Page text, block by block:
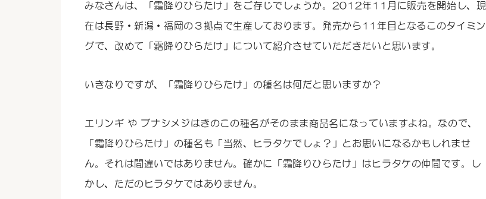
みなさんは、「霜降りひらたけ」をご存じでしょうか。2012年11月に販売を開始し、現
在は長野・新潟・福岡の３拠点で生産しております。発売から11年目となるこのタイミン
グで、改めて「霜降りひらたけ」について紹介させていただきたいと思います。
いきなりですが、「霜降りひらたけ」の種名は何だと思いますか？
エリンギ や ブナシメジはきのこの種名がそのまま商品名になっていますよね。なので、
「霜降りひらたけ」の種名も「当然、ヒラタケでしょ？」とお思いになるかもしれませ
ん。それは間違いではありません。確かに「霜降りひらたけ」はヒラタケの仲間です。し
かし、ただのヒラタケではありません。